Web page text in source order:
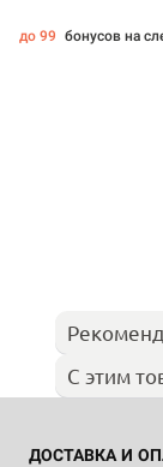
до 99 бонусов на
С этим
ДОСТАВКА И